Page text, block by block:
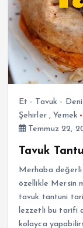
Et - Tavuk -
Şehirler,Yemek
Temmuz 22,
Tavuk
Merhaba değerli
özellikle Mersin
tavuk tantuni
lezzetli bu tarifi
kolayca